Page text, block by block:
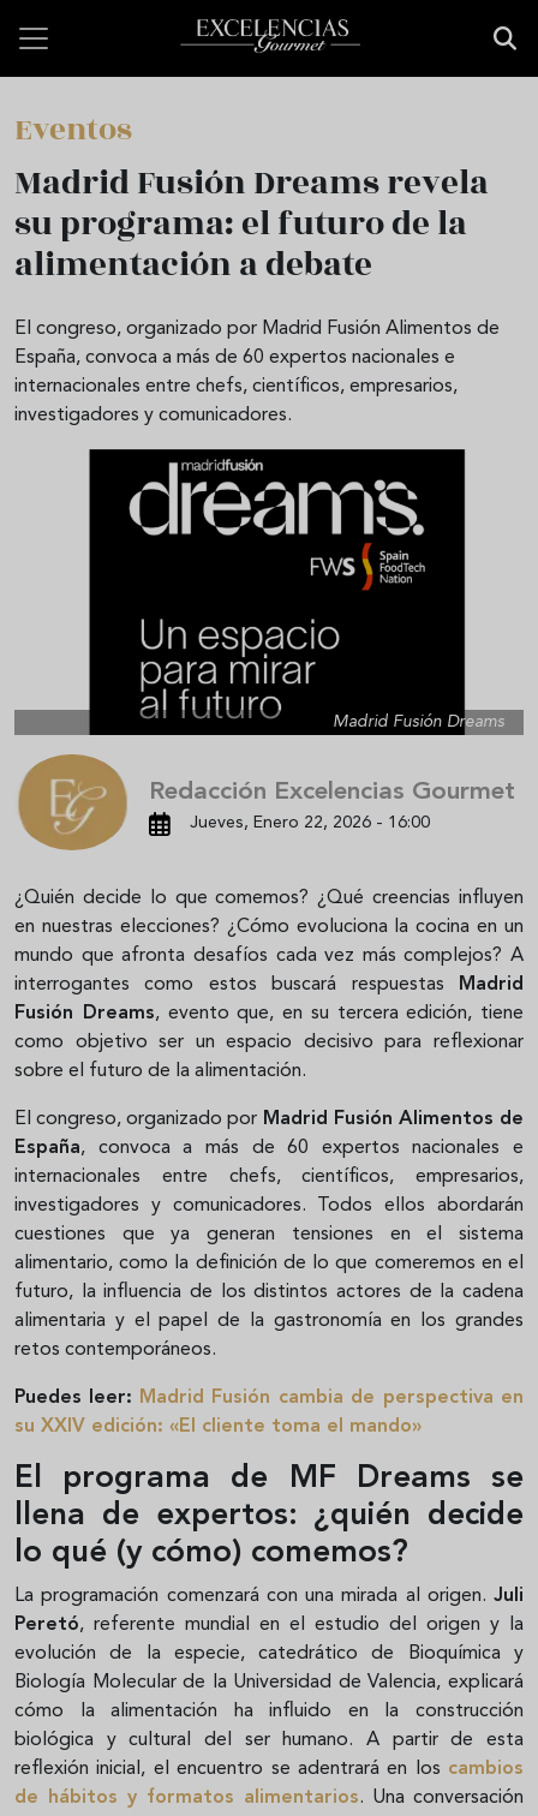
Eventos
Madrid Fusión Dreams revela
su programa: el futuro de la
alimentación a debate
El congreso, organizado por Madrid Fusión Alimentos de
España, convoca a más de 60 expertos nacionales e
internacionales entre chefs, científicos, empresarios,
investigadores y comunicadores.
Madrid Fusión Dreams
Redacción Excelencias Gourmet
Jueves, Enero 22, 2026 - 16:00
¿Quién decide lo que comemos? ¿Qué creencias influyen
en nuestras elecciones? ¿Cómo evoluciona la cocina en un
mundo que afronta desafíos cada vez más complejos? A
interrogantes como estos buscará respuestas Madrid
Fusión Dreams, evento que, en su tercera edición, tiene
como objetivo ser un espacio decisivo para reflexionar
sobre el futuro de la alimentación.
El congreso, organizado por Madrid Fusión Alimentos de
España, convoca a más de 60 expertos nacionales e
internacionales entre chefs, científicos, empresarios,
investigadores y comunicadores. Todos ellos abordarán
cuestiones que ya generan tensiones en el sistema
alimentario, como la definición de lo que comeremos en el
futuro, la influencia de los distintos actores de la cadena
alimentaria y el papel de la gastronomía en los grandes
retos contemporáneos.
Puedes leer: Madrid Fusión cambia de perspectiva en
su XXIV edición: «El cliente toma el mando»
El programa de MF Dreams se
llena de expertos: ¿quién decide
lo qué (y cómo) comemos?
La programación comenzará con una mirada al origen. Juli
Peretó, referente mundial en el estudio del origen y la
evolución de la especie, catedrático de Bioquímica y
Biología Molecular de la Universidad de Valencia, explicará
cómo la alimentación ha influido en la construcción
biológica y cultural del ser humano. A partir de esta
reflexión inicial, el encuentro se adentrará en los cambios
de hábitos y formatos alimentarios. Una conversación